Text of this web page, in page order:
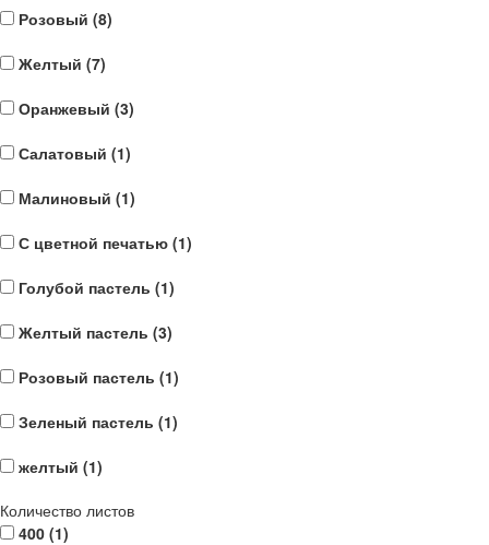
Розовый (8)
Желтый (7)
Оранжевый (3)
Салатовый (1)
Малиновый (1)
С цветной печатью (1)
Голубой пастель (1)
Желтый пастель (3)
Розовый пастель (1)
Зеленый пастель (1)
желтый (1)
Количество листов
400 (1)